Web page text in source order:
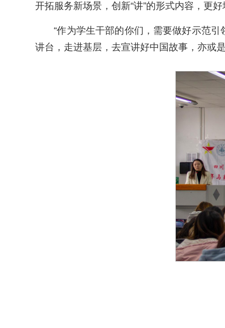
开拓服务新场景，创新“讲”的形式内容，更
“作为学生干部的你们，需要做好示范
讲台，走进基层，去宣讲好中国故事，亦或